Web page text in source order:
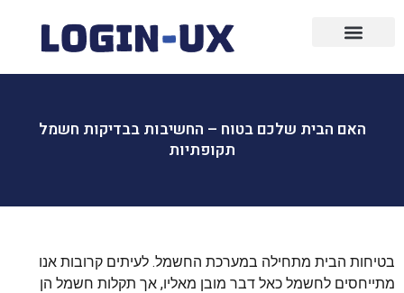
האם הבית שלכם בטוח – החשיבות בבדיקות חשמל
תקופתיות
בטיחות הבית מתחילה במערכת החשמל. לעיתים קרובות אנו
מתייחסים לחשמל כאל דבר מובן מאליו, אך תקלות חשמל הן